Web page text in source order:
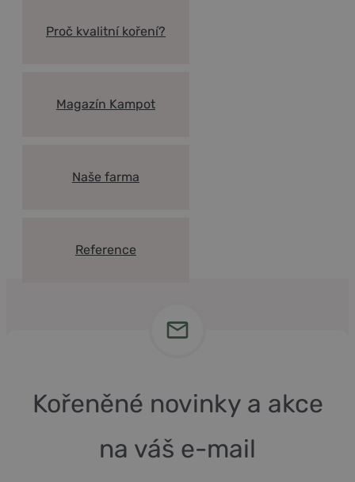
Proč kvalitní koření?
Magazín Kampot
Naše farma
Reference
Kořeněné novinky a akce
na váš e-mail